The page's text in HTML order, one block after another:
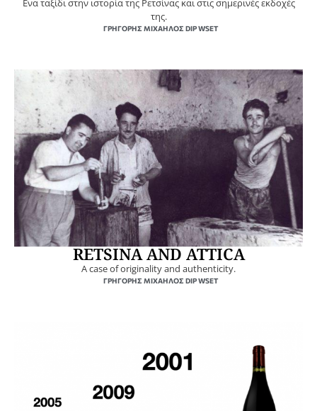
Ενα ταξίδι στην ιστορία της Ρετσίνας και στις σημερινές εκδοχές
της.
ΓΡΗΓΌΡΗΣ ΜΙΧΑΉΛΟΣ DIP WSET
RETSINA AND ATTICA
A case of originality and authenticity.
ΓΡΗΓΌΡΗΣ ΜΙΧΑΉΛΟΣ DIP WSET